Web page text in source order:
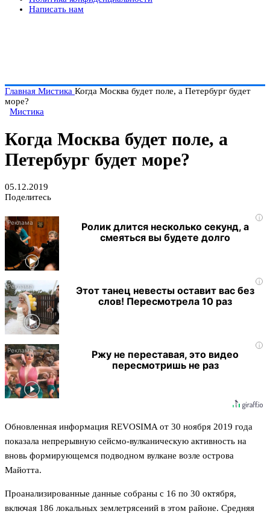
Написать нам
Главная Мистика Когда Москва будет поле, а Петербург будет
море?
Мистика
Когда Москва будет поле, а
Петербург будет море?
05.12.2019
Поделитесь
i
Ролик длится несколько секунд, а
смеяться вы будете долго
i
Этот танец невесты оставит вас без
слов! Пересмотрела 10 раз
i
Ржу не переставая, это видео
пересмотришь не раз
Обновленная информация REVOSIMA от 30 ноября 2019 года
показала непрерывную сейсмо-вулканическую активность на
вновь формирующемся подводном вулкане возле острова
Майотта.
Проанализированные данные собраны с 16 по 30 октября,
включая 186 локальных землетрясений в этом районе. Средняя